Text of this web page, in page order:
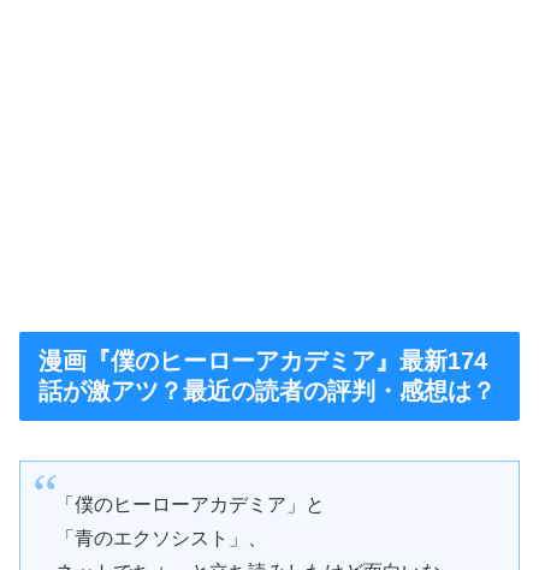
漫画『僕のヒーローアカデミア』最新174
話が激アツ？最近の読者の評判・感想は？
「僕のヒーローアカデミア」と
「青のエクソシスト」、